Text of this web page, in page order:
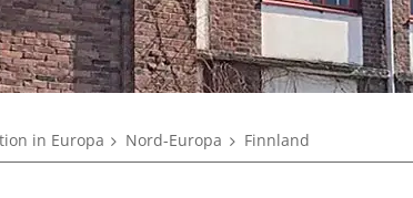
in Europa Nord-Europa Finnland